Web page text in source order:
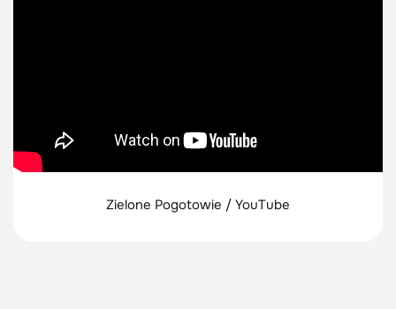
Zielone Pogotowie / YouTube